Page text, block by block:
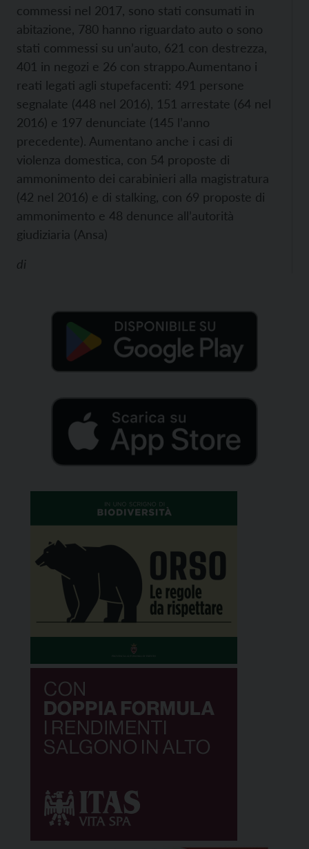
commessi nel 2017, sono stati consumati in
abitazione, 780 hanno riguardato auto o sono
stati commessi su un’auto, 621 con destrezza,
401 in negozi e 26 con strappo.Aumentano i
reati legati agli stupefacenti: 491 persone
segnalate (448 nel 2016), 151 arrestate (64 nel
2016) e 197 denunciate (145 l’anno
precedente). Aumentano anche i casi di
violenza domestica, con 54 proposte di
ammonimento dei carabinieri alla magistratura
(42 nel 2016) e di stalking, con 69 proposte di
ammonimento e 48 denunce all’autorità
giudiziaria (Ansa)
di